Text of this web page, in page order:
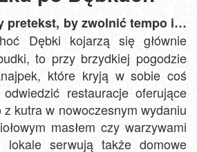
pretekst, by zwolnić tempo i…
Dębki kojarzą się głównie
to przy brzydkiej pogodzie
które kryją w sobie coś
restauracje oferujące
kutra w nowoczesnym wydaniu
masłem czy warzywami
serwują także domowe